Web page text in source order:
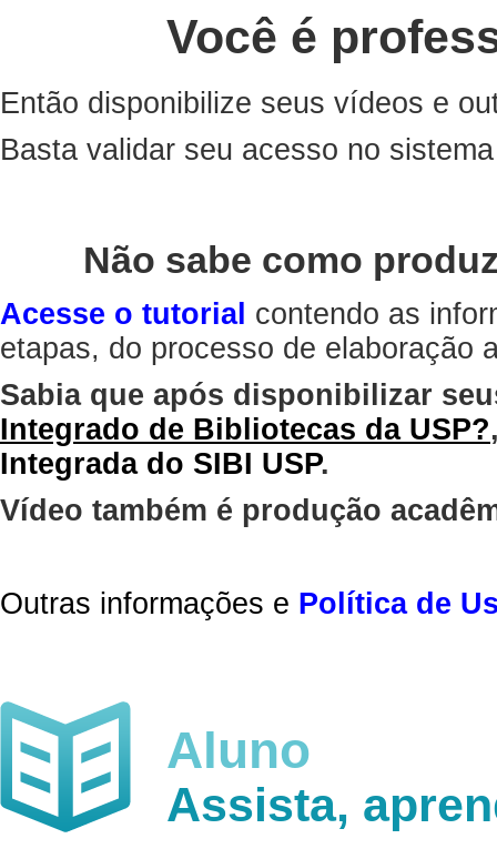
Você é
Então disponibilize seus vídeos e
Basta validar seu acesso no
Não sabe como
Acesse o tutorial contendo as
etapas, do processo de elaboração
Sabia que após disponibilizar
Integrado de Bibliotecas da USP?
Integrada do SIBI USP.
Vídeo também é produção
Outras informações e Política de
Aluno
Assista,